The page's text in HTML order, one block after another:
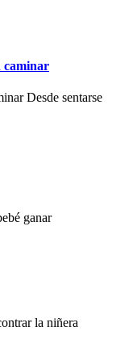
caminar
Desde sentarse
ganar
la niñera